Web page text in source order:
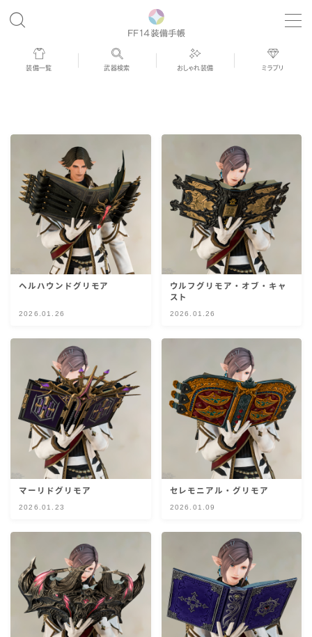
MENU
男女別デザイン
アネモス（染色可能紅蓮AF）
眼鏡
バイザー
ゴーグル
口隠し
マスク
フルフェイス
ノースリーブ
半袖
装備一覧 武器検索 おしゃれ装備 ミラプリ
ヘルハウンドグリモア
2026.01.26
ウルフグリモア・オブ・キャ
スト
2026.01.26
マーリドグリモア
2026.01.23
セレモニアル・グリモア
2026.01.09